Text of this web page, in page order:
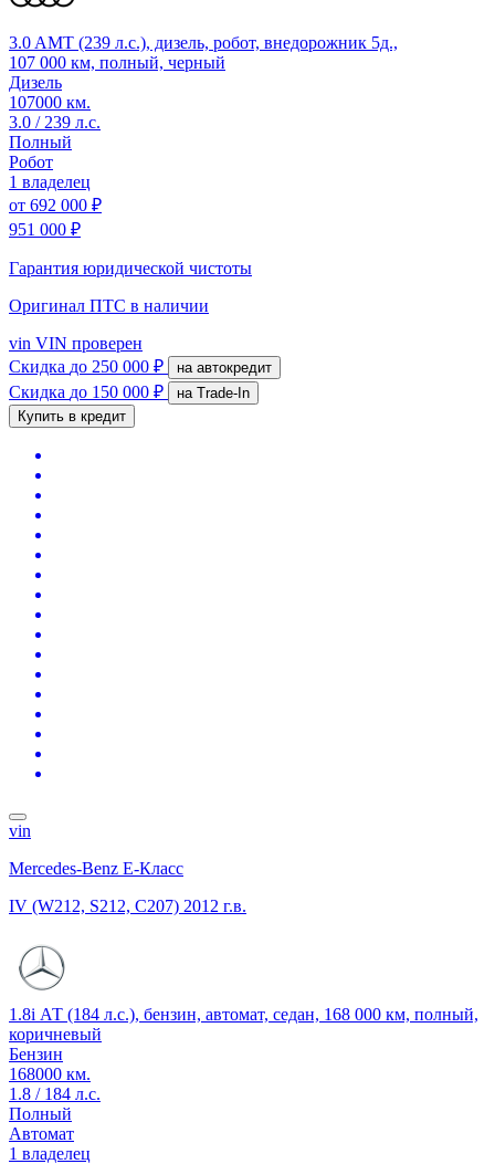
3.0 AMT (239 л.с.), дизель, робот, внедорожник 5д.,
107 000 км, полный, черный
Дизель
107000 км.
3.0 / 239 л.с.
Полный
Робот
1 владелец
от 692 000 ₽
951 000 ₽
Гарантия юридической чистоты
Оригинал ПТС в наличии
vin VIN проверен
Скидка до 250 000 ₽ на автокредит
Скидка до 150 000 ₽
на Trade-In
Купить в кредит
vin
Mercedes-Benz E-Класс
IV (W212, S212, C207) 2012 г.в.
1.8i АТ (184 л.с.), бензин, автомат, седан, 168 000 км, полный,
коричневый
Бензин
168000 км.
1.8 / 184 л.с.
Полный
Автомат
1 владелец